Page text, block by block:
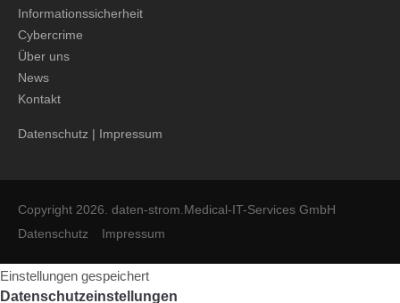
Informationssicherheit
Cybercrime
Über uns
News
Kontakt
Datenschutz | Impressum
Copyright 2026. daten-strom.Medical-IT-Services GmbH
Datenschutz
Impressum
Einstellungen gespeichert
Datenschutzeinstellungen